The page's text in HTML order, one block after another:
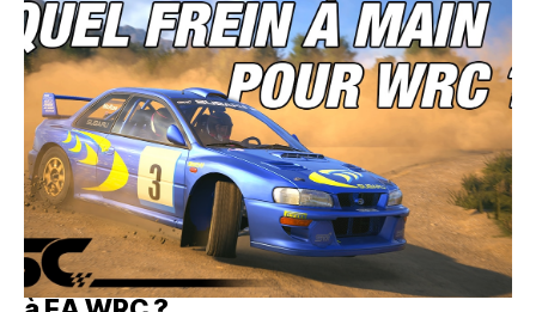
Quel frein à main simracing pour jouer